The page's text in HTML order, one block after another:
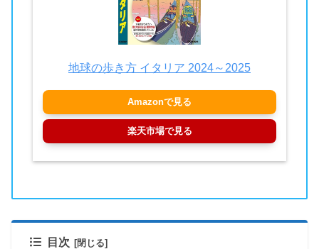
地球の歩き方 イタリア 2024～2025
Amazonで見る
楽天市場で見る
目次